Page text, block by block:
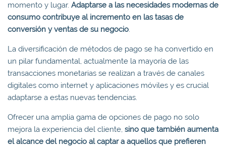
momento y lugar. Adaptarse a las necesidades modernas de
consumo contribuye al incremento en las tasas de
conversión y ventas de su negocio.
La diversificación de métodos de pago se ha convertido en
un pilar fundamental, actualmente la mayoría de las
transacciones monetarias se realizan a través de canales
digitales como internet y aplicaciones móviles y es crucial
adaptarse a estas nuevas tendencias.
Ofrecer una amplia gama de opciones de pago no solo
mejora la experiencia del cliente, sino que también aumenta
el alcance del negocio al captar a aquellos que prefieren